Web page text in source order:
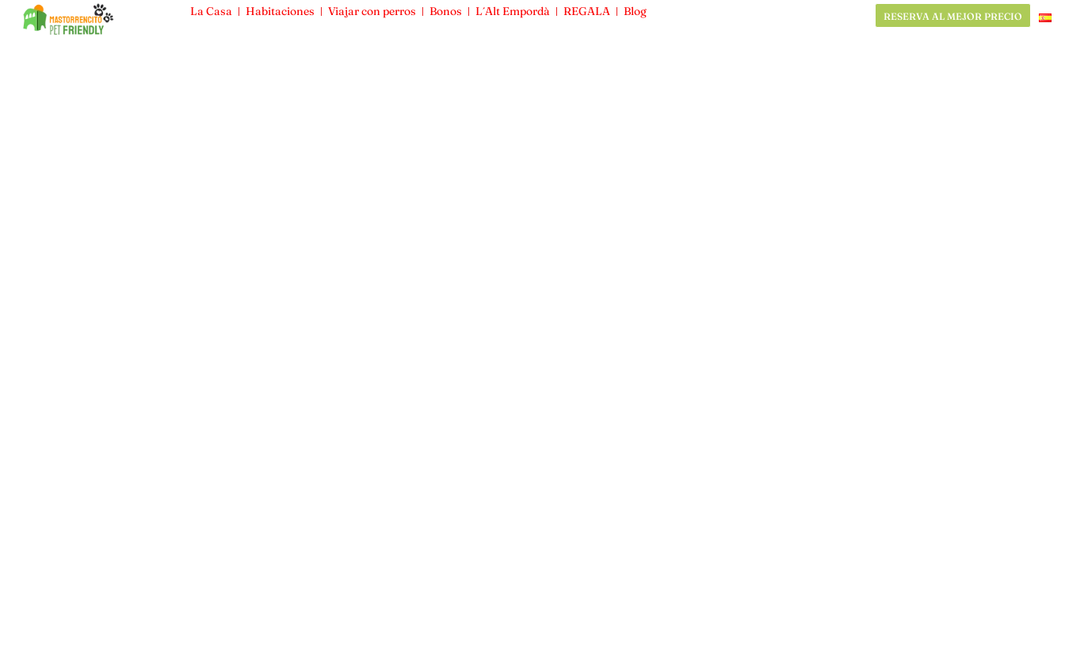
La Casa Habitaciones Viajar con perros Bonos L´Alt Empordà REGALA Blog RESERVA AL MEJOR PRECIO
La Casa Habitaciones Viajar con perros Bonos L´Alt Empordà REGALA Blog RESERVA AL MEJOR PRECIO
Mas Torrencito